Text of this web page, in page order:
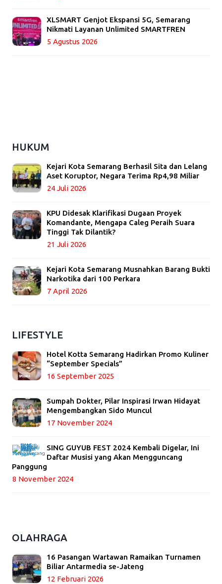
XLSMART Genjot Ekspansi 5G, Semarang
Nikmati Layanan Unlimited SMARTFREN
5 Agustus 2026
HUKUM
Kejari Kota Semarang Berhasil Sita dan Lelang
Aset Koruptor, Negara Terima Rp4,98 Miliar
24 Juli 2026
KPU Didesak Klarifikasi Dugaan Proyek
Komandante, Mengapa Caleg Peraih Suara
Tinggi Tak Dilantik?
21 Juli 2026
Kejari Kota Semarang Musnahkan Barang Bukti
Narkotika dari 100 Perkara
7 April 2026
LIFESTYLE
Hotel Kotta Semarang Hadirkan Promo Kuliner
“September Specials”
16 September 2025
Sumpah Dokter, Pilar Inspirasi Irwan Hidayat
Mengembangkan Sido Muncul
17 November 2024
SING GUYUB FEST 2024 Kembali Digelar, Ini
Daftar Musisi yang Akan Mengguncang
Panggung
8 November 2024
OLAHRAGA
16 Pasangan Wartawan Ramaikan Turnamen
Biliar Antarmedia se-Jateng
12 Februari 2026